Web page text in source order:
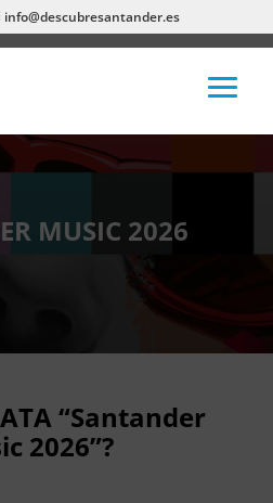
info@descubresantander.es
MUSIC 2026
“Santander
2026”?